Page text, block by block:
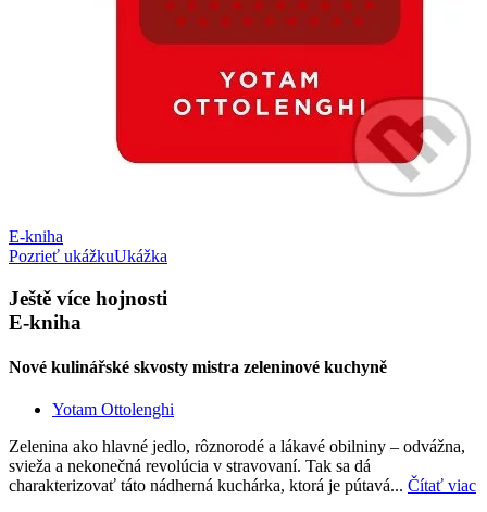
E-kniha
Pozrieť ukážkuUkážka
Ještě více hojnosti
E-kniha
Nové kulinářské skvosty mistra zeleninové kuchyně
Yotam Ottolenghi
Zelenina ako hlavné jedlo, rôznorodé a lákavé obilniny – odvážna,
svieža a nekonečná revolúcia v stravovaní. Tak sa dá
charakterizovať táto nádherná kuchárka, ktorá je pútavá... Čítať viac